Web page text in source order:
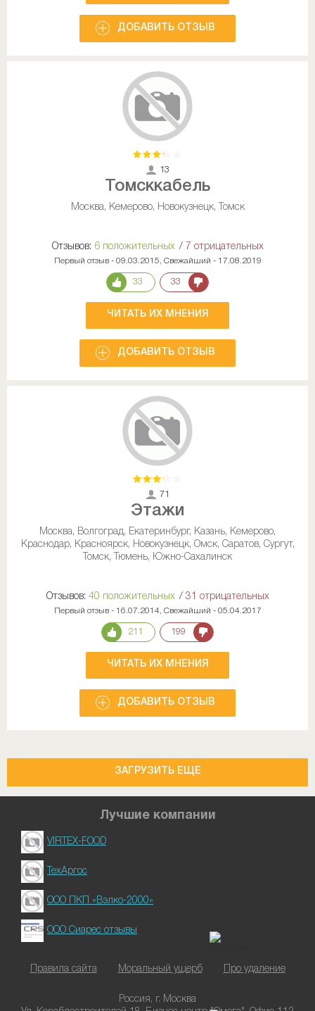
ДОБАВИТЬ ОТЗЫВ
13
Томсккабель
Москва, Кемерово, Новокузнецк, Томск
Отзывов: 6 положительных / 7 отрицательных
Первый отзыв - 09.03.2015, Свежайший - 17.08.2019
33 33
ЧИТАТЬ ИХ МНЕНИЯ
ДОБАВИТЬ ОТЗЫВ
71
Этажи
Москва, Волгоград, Екатеринбург, Казань, Кемерово,
Краснодар, Красноярск, Новокузнецк, Омск, Саратов, Сургут,
Томск, Тюмень, Южно-Сахалинск
Отзывов: 40 положительных / 31 отрицательных
Первый отзыв - 16.07.2014, Свежайший - 05.04.2017
211 199
ЧИТАТЬ ИХ МНЕНИЯ
ДОБАВИТЬ ОТЗЫВ
ЗАГРУЗИТЬ ЕЩЕ
Лучшие компании
VIRTEX-FOOD
ТехАргос
ООО ПКП «Вэлко-2000»
ООО Сиарес отзывы
Правила сайта Моральный ущерб Про удаление
Россия, г. Москва